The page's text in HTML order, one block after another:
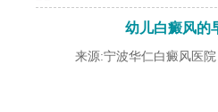
幼儿白癜风的
来源:宁波华仁白癜风医院